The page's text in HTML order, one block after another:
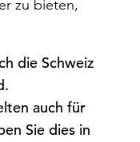
zu bieten,
die Schweiz
auch für
Sie dies in